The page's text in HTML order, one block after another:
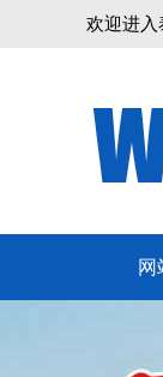
欢迎进入
网